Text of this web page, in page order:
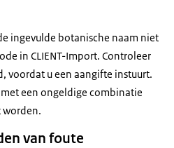
ingevulde botanische naam niet
in CLIENT-Import. Controleer
voordat u een aangifte instuurt.
een ongeldige combinatie
worden.
van foute